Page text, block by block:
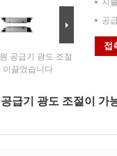
공급기 광도 조절
이끌었습니다
지
공
접
급기 광도 조절이 가